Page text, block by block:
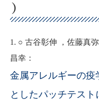
）
1. ○ 古谷彰伸 ，佐藤真
昌幸：
金属アレルギーの疫
としたパッチテスト